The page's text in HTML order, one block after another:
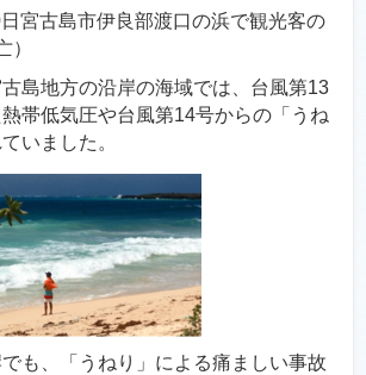
日宮古島市伊良部渡口の浜で観光客の
）
古島地方の沿岸の海域では、台風第13
帯低気圧や台風第14号からの「うね
いました。
でも、「うねり」による痛ましい事故